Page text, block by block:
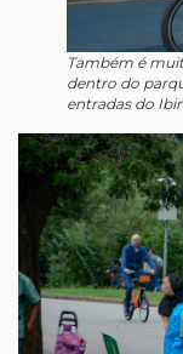
Também é
dentro do
entradas do